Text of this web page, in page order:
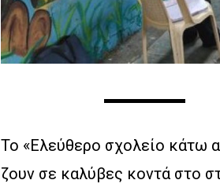
Το «Ελεύθερο σχολείο κάτω
ζουν σε καλύβες κοντά στο